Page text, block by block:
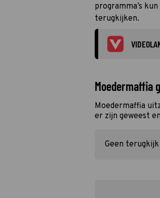
programma’s
terugkijken.
Moedermaffia
Moedermaffia
er zijn geweest
Geen